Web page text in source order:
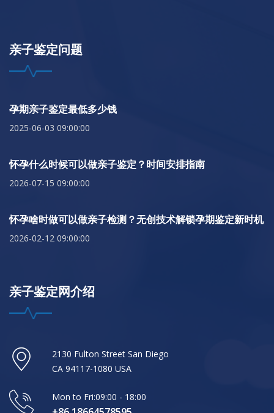
亲子鉴定问题
孕期亲子鉴定最低多少钱
2025-06-03 09:00:00
怀孕什么时候可以做亲子鉴定？时间安排指南
2026-07-15 09:00:00
怀孕啥时做可以做亲子检测？无创技术解锁孕期鉴定新时机
2026-02-12 09:00:00
亲子鉴定网介绍
2130 Fulton Street San Diego
CA 94117-1080 USA
Mon to Fri:09:00 - 18:00